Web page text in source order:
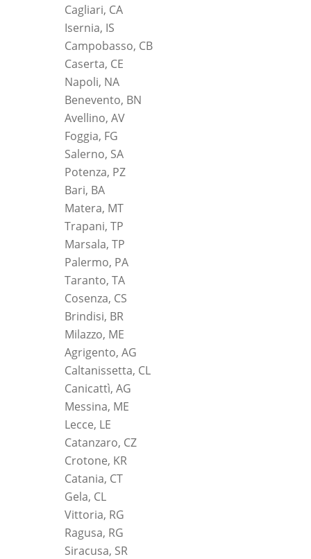
Cagliari, CA
Isernia, IS
Campobasso, CB
Caserta, CE
Napoli, NA
Benevento, BN
Avellino, AV
Foggia, FG
Salerno, SA
Potenza, PZ
Bari, BA
Matera, MT
Trapani, TP
Marsala, TP
Palermo, PA
Taranto, TA
Cosenza, CS
Brindisi, BR
Milazzo, ME
Agrigento, AG
Caltanissetta, CL
Canicattì, AG
Messina, ME
Lecce, LE
Catanzaro, CZ
Crotone, KR
Catania, CT
Gela, CL
Vittoria, RG
Ragusa, RG
Siracusa, SR